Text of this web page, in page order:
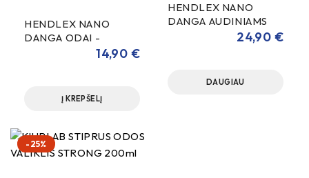
HENDLEX NANO
DANGA ODAI -
BLIZGUS EFEKTAS -
14,90 €
Į KREPŠELĮ
HENDLEX NANO
DANGA AUDINIAMS
24,90 €
DAUGIAU
-25%